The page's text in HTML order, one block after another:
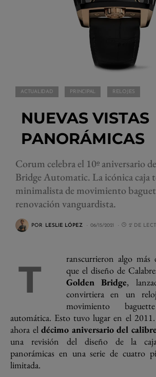
ACTUALIDAD PRINCIPAL RELOJES
NUEVAS VISTAS
PANORÁMICAS
Corum celebra el 10º aniversario
Bridge Automatic. La icónica caja
minimalista de movimiento
renovación vanguardista.
POR LESLIE LÓPEZ 06/15/2021 2' DE
T
ranscurrieron algo más
que el diseño de
Golden Bridge,
convirtiera en un
movimiento
automática. Esto tuvo lugar en el
ahora eldécimo aniversario del
una revisión del diseño de la
panorámicas en una serie de cuatro
limitada.